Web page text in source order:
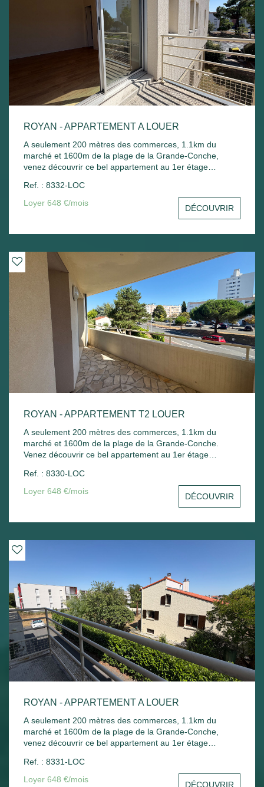
ROYAN - APPARTEMENT A LOUER
A seulement 200 mètres des commerces, 1.1km du
marché et 1600m de la plage de la Grande-Conche,
venez découvrir ce bel appartement au 1er étage
une cuisine, une chambre avec placard, une salle de
bain, un wc et un stationnement commun. Chauffage
électrique et ballon d'eau chaude électrique.
Ref. : 8332-LOC
Loyer 648 €/mois
DÉCOUVRIR
ROYAN - APPARTEMENT T2 LOUER
A seulement 200 mètres des commerces, 1.1km du
marché et 1600m de la plage de la Grande-Conche.
Venez découvrir ce bel appartement au 1er étage
cuisine, une chambre avec placard, une salle de bain
avec sèche serviette, un wc et un stationnement commun.
Chauffage électrique et ballon d'eau chaude électrique.
Ref. : 8330-LOC
Loyer 648 €/mois
DÉCOUVRIR
ROYAN - APPARTEMENT A LOUER
A seulement 200 mètres des commerces, 1.1km du
marché et 1600m de la plage de la Grande-Conche,
venez découvrir ce bel appartement au 1er étage
chambre, un balcon donnant sur le séjour et la chambre,
une salle de bain, un wc et un stationnement commun.
Ref. : 8331-LOC
Loyer 648 €/mois
DÉCOUVRIR